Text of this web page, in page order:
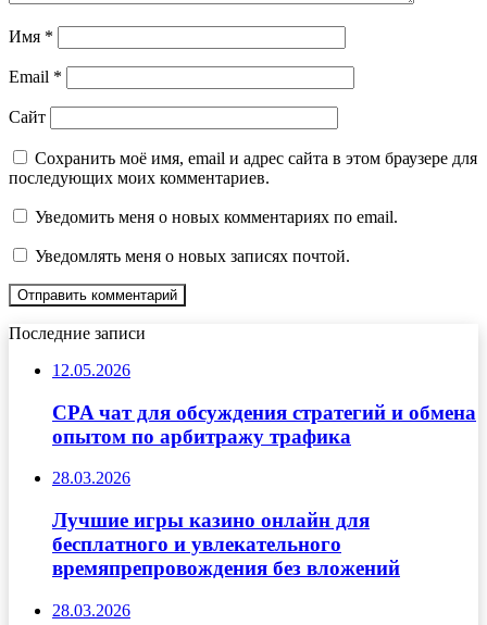
Имя *
Email *
Сайт
Сохранить моё имя, email и адрес сайта в этом браузере для
последующих моих комментариев.
Уведомить меня о новых комментариях по email.
Уведомлять меня о новых записях почтой.
Последние записи
12.05.2026
CPA чат для обсуждения стратегий и обмена
опытом по арбитражу трафика
28.03.2026
Лучшие игры казино онлайн для
бесплатного и увлекательного
времяпрепровождения без вложений
28.03.2026